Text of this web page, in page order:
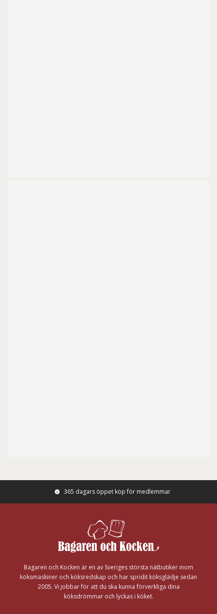
365 dagars öppet köp för medlemmar
Bagaren och Kocken är en av Sveriges största nätbutiker inom
köksmaskiner och köksredskap och har spridit köksglädje sedan
2005. Vi jobbar för att du ska kunna förverkliga dina
köksdrömmar och lyckas i köket.